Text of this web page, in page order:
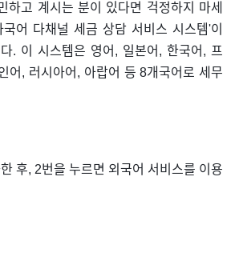
하고 계시는 분이 있다면 걱정하지 마세
어 다채널 세금 상담 서비스 시스템'이
. 이 시스템은 영어, 일본어, 한국어, 프
어, 러시아어, 아랍어 등 8개국어로 세무
후, 2번을 누르면 외국어 서비스를 이용